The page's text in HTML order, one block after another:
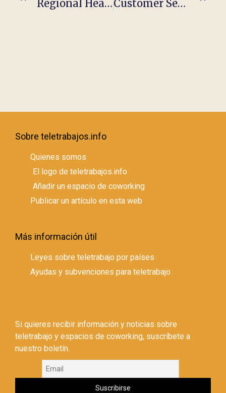
Regional Head Of Sales (Southern Europe) Customer Service Specialist (Remote) – LATAM
Sobre teletrabajos.info
Quienes somos
El logo de teletrabajos.info
Añadir un espacio de coworking
Publicar un artículo en esta web
Más información útil
Leyes sobre teletrabajo por países
Ayudas y subvenciones para teletrabajo
Si quieres recibir información y noticias sobre
teletrabajo y espacios de coworking, suscríbete a
nuestro boletín.